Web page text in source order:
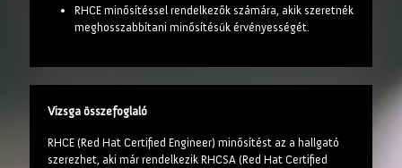
RHCE minősítéssel rendelkezők számára, akik szeretnék
meghosszabbítani minősítésük érvényességét.
Vizsga összefoglaló
RHCE (Red Hat Certified Engineer) minősítést az a hallgató
szerezhet, aki már rendelkezik RHCSA (Red Hat Certified